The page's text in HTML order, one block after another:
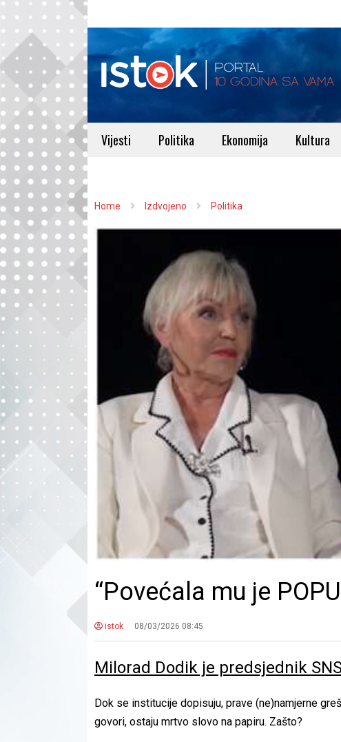
Vijesti Politika Ekonomija Kultura
Home Izdvojeno Politika
“Povećala mu je
istok 08/03/2026 08:45
Milorad Dodik je predsjednik
Dok se institucije dopisuju, prave (ne)namjerne
govori, ostaju mrtvo slovo na papiru. Zašto?